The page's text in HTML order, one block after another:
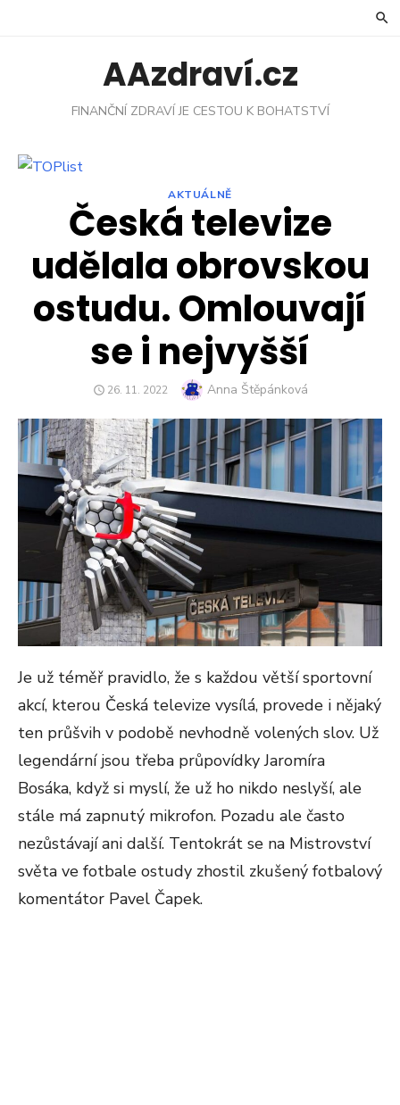
AAzdraví.cz
FINANČNÍ ZDRAVÍ JE CESTOU K BOHATSTVÍ
AKTUÁLNĚ
Česká televize
udělala obrovskou
ostudu. Omlouvají
se i nejvyšší
POSTED
26. 11. 2022 Author
Anna Štěpánková
Je už téměř pravidlo, že s každou větší sportovní
akcí, kterou Česká televize vysílá, provede i nějaký
ten průšvih v podobě nevhodně volených slov. Už
legendární jsou třeba průpovídky Jaromíra
Bosáka, když si myslí, že už ho nikdo neslyší, ale
stále má zapnutý mikrofon. Pozadu ale často
nezůstávají ani další. Tentokrát se na Mistrovství
světa ve fotbale ostudy zhostil zkušený fotbalový
komentátor Pavel Čapek.